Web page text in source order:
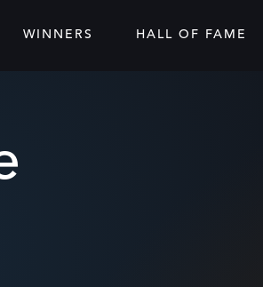
WINNERS HALL OF FAME